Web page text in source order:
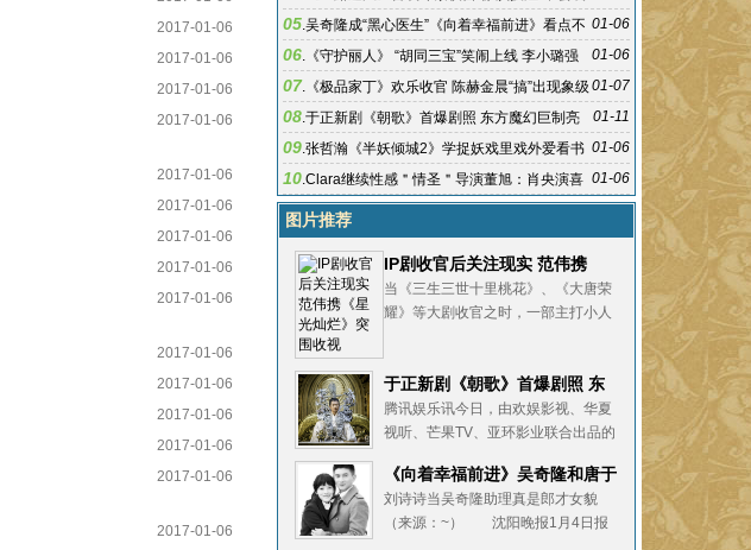
2017-01-06
2017-01-06
2017-01-06
2017-01-06
2017-01-06
2017-01-06
2017-01-06
2017-01-06
2017-01-06
2017-01-06
2017-01-06
2017-01-06
2017-01-06
2017-01-06
2017-01-06
01-06
05 吴奇隆成“黑心医生”《向着幸福前进》看点不
断
01-06
06
《守护丽人》 “胡同三宝”笑闹上线 李小璐强
调活在当下
01-07
07.
《极品家丁》欢乐收官 陈赫金晨“搞”出现象级
神剧
01-11
08 于正新剧《朝歌》首爆剧照 东方魔幻巨制亮
相
01-06
09 张哲瀚《半妖倾城2》学捉妖戏里戏外爱看书
01-06
10 Clara继续性感＂情圣＂导演董旭：肖央演喜
剧鬼畜
图片推荐
IP剧收官后关注现实 范伟携
《星光灿烂》突围收视
当《三生三世十里桃花》、《大唐荣
耀》等大剧收官之时，一部主打小人
之寒，其实早在强势IP扎堆热播、明
星云集的开年强档，这部低调的电视
剧便
于正新剧《朝歌》首爆剧照 东
方魔幻巨制亮相
腾讯娱乐讯今日，由欢娱影视、华夏
视听、芒果TV、亚环影业联合出品的
了剧照，之前于正也通过个人微博发
布了《朝歌》主演名单，新晋“于女
郎”吴谨言全新演绎妲己，张哲瀚则挑
《向着幸福前进》吴奇隆和唐于
鸿竟是虐心夫妇
刘诗诗当吴奇隆助理真是郎才女貌
（来源：~） 沈阳晚报1月4日报